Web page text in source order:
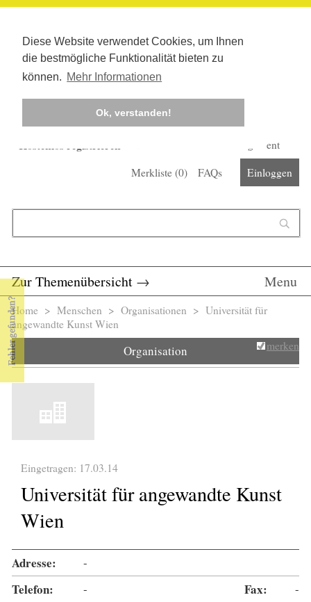
Diese Website verwendet Cookies, um Ihnen
die bestmögliche Funktionalität bieten zu
können. Mehr Informationen
Ok, verstanden!
Kostenlos registrieren
Corona-Management
Merkliste (0) FAQs Einloggen
Zur Themenübersicht → Menu
Sie sind hier
Home > Menschen > Organisationen > Universität für
angewandte Kunst Wien
Organisation merken
Eingetragen: 17.03.14
Universität für angewandte Kunst
Wien
Adresse: -
Telefon: - Fax: -